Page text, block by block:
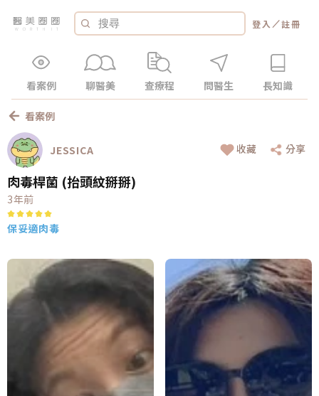
登入 ／註冊
看案例 聊醫美 查療程 問醫生 長知識
看案例
JESSICA 收藏 分享
肉毒桿菌 (抬頭紋掰掰)
3年前
保妥適肉毒